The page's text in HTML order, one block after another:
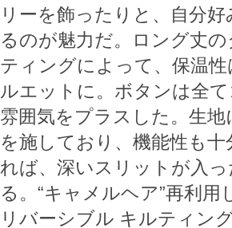
リーを飾ったりと、自分
るのが魅力だ。ロング丈
ティングによって、保温
ルエットに。ボタンは全
雰囲気をプラスした。生
を施しており、機能性も
れば、深いスリットが入
る。“キャメルヘア”再利
リバーシブル キルティン